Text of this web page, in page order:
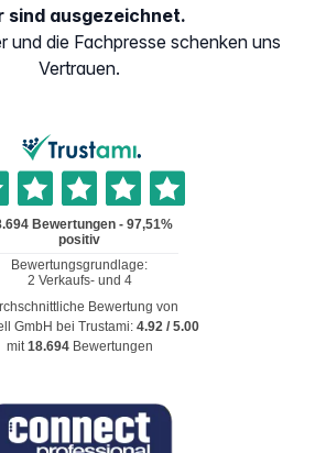
sind ausgezeichnet.
und die Fachpresse schenken uns
Vertrauen.
Bewertung von
GmbH bei Trustami: 4.92/ 5.00
mit18.694 Bewertungen